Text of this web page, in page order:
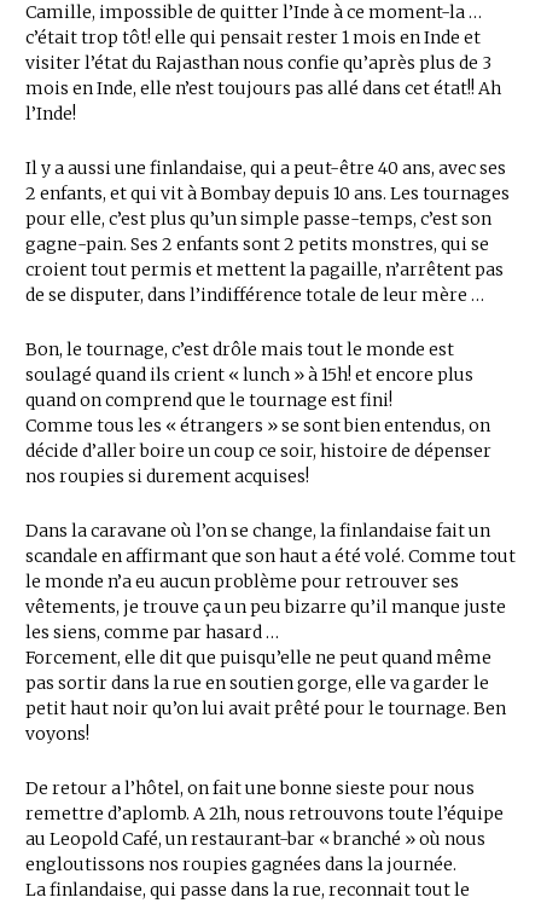
Camille, impossible de quitter l’Inde à ce moment-la …
c’était trop tôt! elle qui pensait rester 1 mois en Inde et
visiter l’état du Rajasthan nous confie qu’après plus de 3
mois en Inde, elle n’est toujours pas allé dans cet état!! Ah
l’Inde!
Il y a aussi une finlandaise, qui a peut-être 40 ans, avec ses
2 enfants, et qui vit à Bombay depuis 10 ans. Les tournages
pour elle, c’est plus qu’un simple passe-temps, c’est son
gagne-pain. Ses 2 enfants sont 2 petits monstres, qui se
croient tout permis et mettent la pagaille, n’arrêtent pas
de se disputer, dans l’indifférence totale de leur mère …
Bon, le tournage, c’est drôle mais tout le monde est
soulagé quand ils crient « lunch » à 15h! et encore plus
quand on comprend que le tournage est fini!
Comme tous les « étrangers » se sont bien entendus, on
décide d’aller boire un coup ce soir, histoire de dépenser
nos roupies si durement acquises!
Dans la caravane où l’on se change, la finlandaise fait un
scandale en affirmant que son haut a été volé. Comme tout
le monde n’a eu aucun problème pour retrouver ses
vêtements, je trouve ça un peu bizarre qu’il manque juste
les siens, comme par hasard …
Forcement, elle dit que puisqu’elle ne peut quand même
pas sortir dans la rue en soutien gorge, elle va garder le
petit haut noir qu’on lui avait prêté pour le tournage. Ben
voyons!
De retour a l’hôtel, on fait une bonne sieste pour nous
remettre d’aplomb. A 21h, nous retrouvons toute l’équipe
au Leopold Café, un restaurant-bar « branché » où nous
engloutissons nos roupies gagnées dans la journée.
La finlandaise, qui passe dans la rue, reconnait tout le